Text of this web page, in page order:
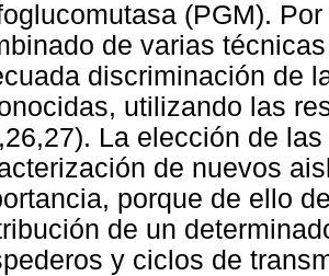
(PGM).
de varias
discriminación de
utilizando las
La elección de
de nuevos
porque de ello
de un
y ciclos de